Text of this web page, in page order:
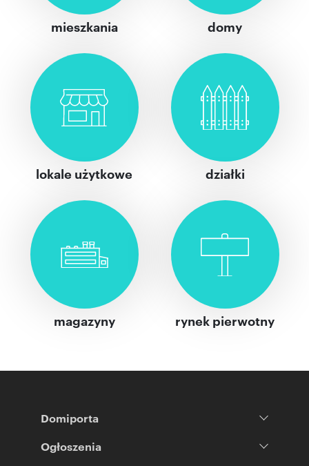
mieszkania domy
lokale użytkowe działki
magazyny rynek pierwotny
Domiporta
Ogłoszenia